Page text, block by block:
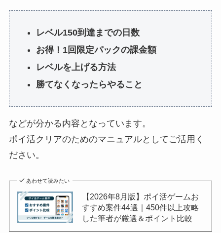
レベル150到達までの日数
お得！1回限定パックの課金額
レベルを上げる方法
勝てなくなったらやること
などが分かる内容となっています。
ポイ活クリアのためのマニュアルとしてご活用く
ださい。
あわせて読みたい
【2026年8月版】ポイ活ゲームお
すすめ案件44選｜450件以上攻略
した筆者が厳選＆ポイント比較